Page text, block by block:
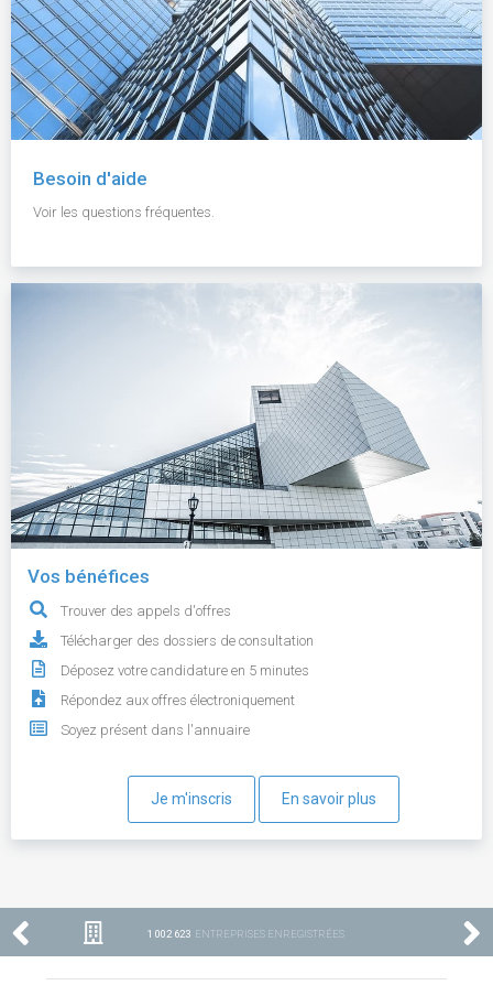
Besoin d'aide
Voir les questions fréquentes.
Vos bénéfices
Trouver des appels d'offres
Télécharger des dossiers de consultation
Déposez votre candidature en 5 minutes
Répondez aux offres électroniquement
Soyez présent dans l'annuaire
Je m'inscris En savoir plus
1 002 623 ENTREPRISES ENREGISTRÉES